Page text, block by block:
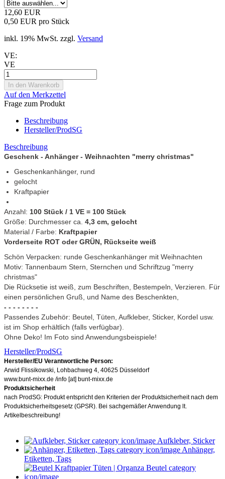
12,60 EUR
0,50 EUR pro Stück
inkl. 19% MwSt. zzgl. Versand
VE:
VE
Auf den Merkzettel
Frage zum Produkt
Beschreibung
Hersteller/ProdSG
Beschreibung
Geschenk - Anhänger - Weihnachten "merry christmas"
Geschenkanhänger, rund
gelocht
Kraftpapier
Anzahl: 100 Stück / 1 VE = 100 Stück
Größe: Durchmesser ca. 4,3 cm, gelocht
Material / Farbe: Kraftpapier
Vorderseite ROT oder GRÜN, Rückseite weiß
Schön Verpacken: runde Geschenkanhänger mit Weihnachten
Motiv: Tannenbaum Stern, Sternchen und Schriftzug "merry
christmas"
Die Rücksetie ist weiß, zum Beschriften, Bestempeln, Verzieren. Für
einen persönlichen Gruß, und Name des Beschenkten,
- - - - - - - -
Passendes Zubehör: Beutel, Tüten, Aufkleber, Sticker, Kordel usw.
ist im Shop erhältlich (falls verfügbar).
Ohne Deko! Im Foto sind Anwendungsbeispiele!
Hersteller/ProdSG
Hersteller/EU Verantwortliche Person:
Arwid Flissikowski, Lohbachweg 4, 40625 Düsseldorf
www.bunt-mixx.de /info [at] bunt-mixx.de
Produktsicherheit
nach ProdSG: Produkt entspricht den Kriterien der Produktsicherheit nach dem
Produktsicherheitsgesetz (GPSR). Bei sachgemäßer Anwendung lt.
Artikelbeschreibung!
Aufkleber, Sticker
Anhänger,
Etiketten, Tags